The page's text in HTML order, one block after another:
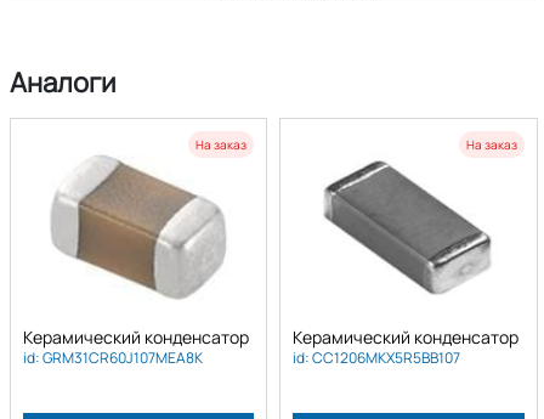
Аналоги
На заказ
Керамический конденсатор
id: GRM31CR60J107MEA8K
На заказ
Керамический конденсатор
id: CC1206MKX5R5BB107